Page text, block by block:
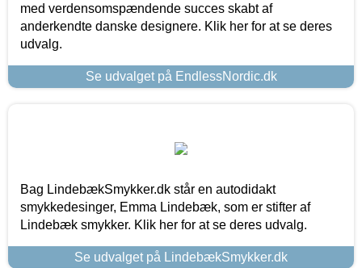
med verdensomspændende succes skabt af
anderkendte danske designere. Klik her for at se deres
udvalg.
Se udvalget på EndlessNordic.dk
Bag LindebækSmykker.dk står en autodidakt
smykkedesinger, Emma Lindebæk, som er stifter af
Lindebæk smykker. Klik her for at se deres udvalg.
Se udvalget på LindebækSmykker.dk